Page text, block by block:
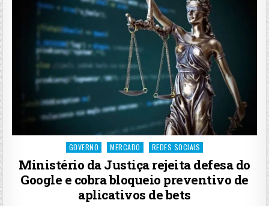
Posted
in
GOVERNO MERCADO REDES SOCIAIS
Ministério da Justiça rejeita defesa do
Google e cobra bloqueio preventivo de
aplicativos de bets